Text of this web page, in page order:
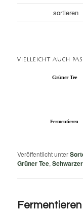
sortieren
VIELLEICHT AUCH
Grüner Tee
Fermentieren
Veröffentlicht unter
Grüner Tee,
Fermentieren